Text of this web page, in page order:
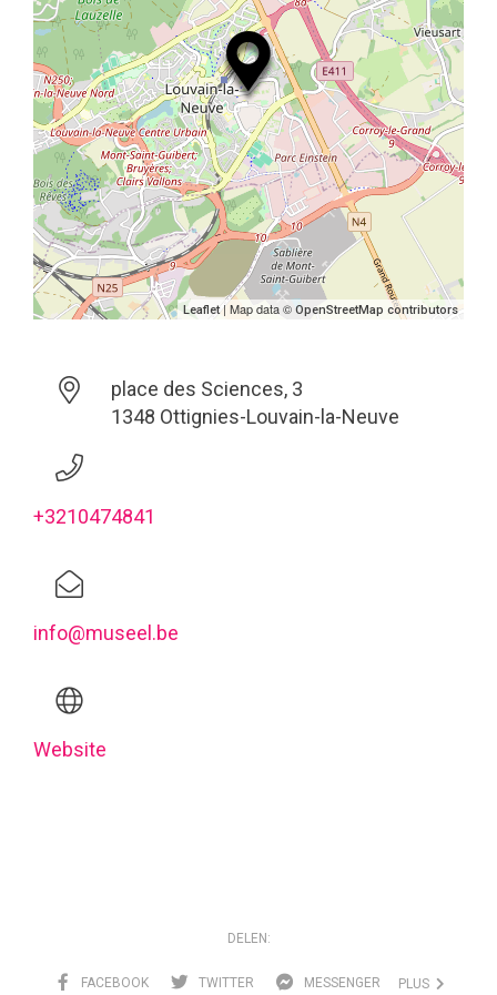
Leaflet| Map data © OpenStreetMap contributors
place des Sciences, 3
1348 Ottignies-Louvain-la-Neuve
+3210474841
info@museel.be
Website
DELEN:
FACEBOOK TWITTER MESSENGER PLUS